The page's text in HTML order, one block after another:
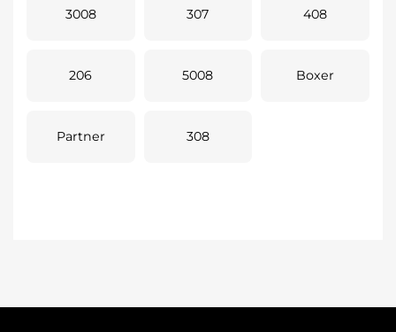
3008 307 408
206 5008 Boxer
Partner 308